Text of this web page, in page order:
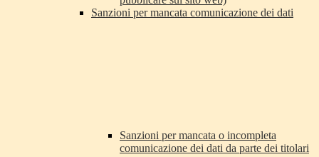
Sanzioni per mancata comunicazione dei dati
Sanzioni per mancata o incompleta
comunicazione dei dati da parte dei titolari